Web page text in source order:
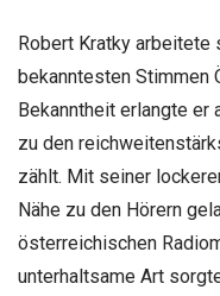
Robert Kratky arbeitete
bekanntesten Stimmen
Bekanntheit erlangte er
zu den
zählt. Mit seiner
Nähe zu den Hörern
österreichischen
unterhaltsame Art